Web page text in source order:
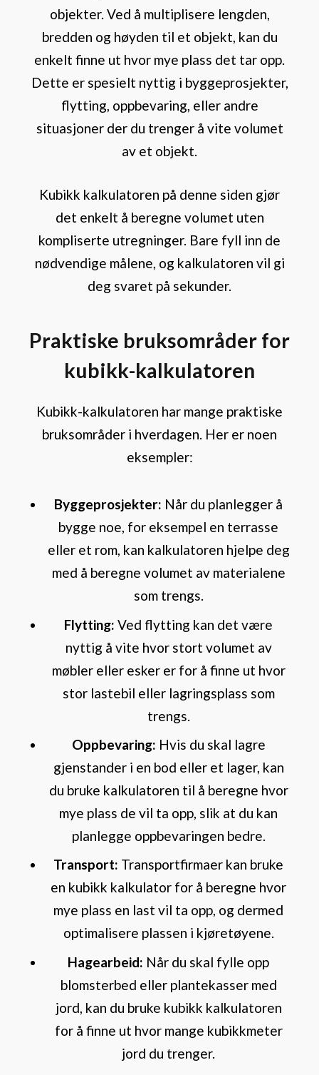
objekter. Ved å multiplisere lengden,
bredden og høyden til et objekt, kan du
enkelt finne ut hvor mye plass det tar opp.
Dette er spesielt nyttig i byggeprosjekter,
flytting, oppbevaring, eller andre
situasjoner der du trenger å vite volumet
av et objekt.
Kubikk kalkulatoren på denne siden gjør
det enkelt å beregne volumet uten
kompliserte utregninger. Bare fyll inn de
nødvendige målene, og kalkulatoren vil gi
deg svaret på sekunder.
Praktiske bruksområder for
kubikk-kalkulatoren
Kubikk-kalkulatoren har mange praktiske
bruksområder i hverdagen. Her er noen
eksempler:
Byggeprosjekter: Når du planlegger å
bygge noe, for eksempel en terrasse
eller et rom, kan kalkulatoren hjelpe deg
med å beregne volumet av materialene
som trengs.
Flytting: Ved flytting kan det være
nyttig å vite hvor stort volumet av
møbler eller esker er for å finne ut hvor
stor lastebil eller lagringsplass som
trengs.
Oppbevaring: Hvis du skal lagre
gjenstander i en bod eller et lager, kan
du bruke kalkulatoren til å beregne hvor
mye plass de vil ta opp, slik at du kan
planlegge oppbevaringen bedre.
Transport: Transportfirmaer kan bruke
en kubikk kalkulator for å beregne hvor
mye plass en last vil ta opp, og dermed
optimalisere plassen i kjøretøyene.
Hagearbeid: Når du skal fylle opp
blomsterbed eller plantekasser med
jord, kan du bruke kubikk kalkulatoren
for å finne ut hvor mange kubikkmeter
jord du trenger.